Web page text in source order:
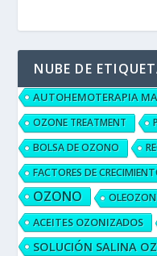
NUBE DE
AUTOHEMOTERAPIA
OZONE TREATMENT
BOLSA DE OZONO
FACTORES DE
OZONO OLEOZON
ACEITES OZONIZADOS
SOLUCIÓN SALINA